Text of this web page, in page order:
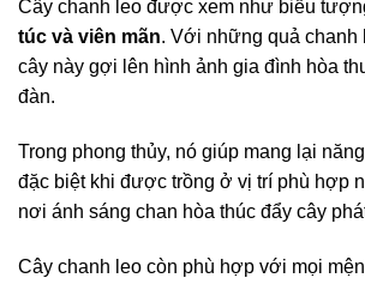
Cây chanh leo được xem như biểu
túc và viên mãn. Với những quả chanh
cây này gợi lên hình ảnh gia đình hòa
đàn.
Trong phong thủy, nó giúp mang lại
đặc biệt khi được trồng ở vị trí phù hợp
nơi ánh sáng chan hòa thúc đẩy cây
Cây chanh leo còn phù hợp với mọi